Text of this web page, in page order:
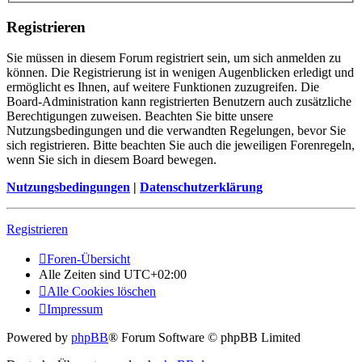
Registrieren
Sie müssen in diesem Forum registriert sein, um sich anmelden zu
können. Die Registrierung ist in wenigen Augenblicken erledigt und
ermöglicht es Ihnen, auf weitere Funktionen zuzugreifen. Die
Board-Administration kann registrierten Benutzern auch zusätzliche
Berechtigungen zuweisen. Beachten Sie bitte unsere
Nutzungsbedingungen und die verwandten Regelungen, bevor Sie
sich registrieren. Bitte beachten Sie auch die jeweiligen Forenregeln,
wenn Sie sich in diesem Board bewegen.
Nutzungsbedingungen | Datenschutzerklärung
Registrieren
Foren-Übersicht
Alle Zeiten sind UTC+02:00
Alle Cookies löschen
Impressum
Powered by phpBB® Forum Software © phpBB Limited